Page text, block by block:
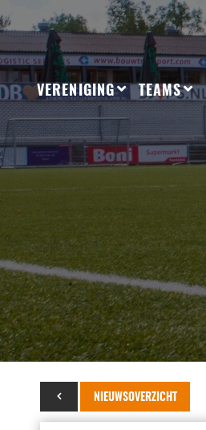
VERENIGING TEAMS
NIEUWSOVERZICHT
10 april 2014